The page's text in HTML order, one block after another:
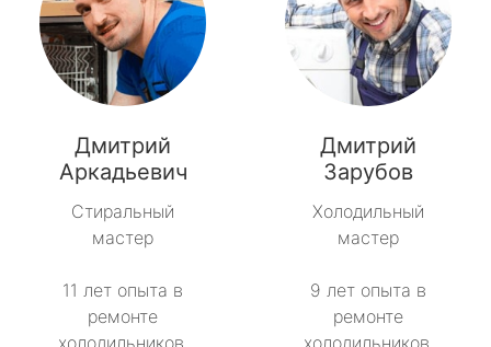
Дмитрий
Аркадьевич
Стиральный
мастер
11 лет опыта в
ремонте
Дмитрий
Зарубов
Холодильный
мастер
9 лет опыта в
ремонте